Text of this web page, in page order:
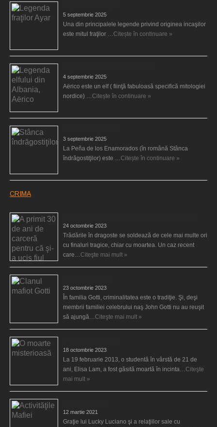
5 septembrie 2025
Una din principalele legende privind originea incaşilor
este mitul fraţilor …Citește în continuare »
4 septembrie 2025
Aërico este un elf ( fiinţă fabuloasă specifică mitologiei
nordice) …Citește în continuare »
3 septembrie 2025
La Peña de los Enamorados (în română Stânca
îndrăgostiţilor) este …Citește în continuare »
CRIMA
24 octombrie 2023
Trădările în dragoste se soldează de cele mai multe ori
cu finaluri tragice, chiar cu moartea. Un caz recent
care…Citeşte mai mult »
23 octombrie 2023
În familia Gotti, criminalitatea este o tradiţie. Şi, deşi
membrii familiei celebrului naş John Gotti nu au reuşit
să ajungă…Citeşte mai mult »
18 octombrie 2023
La 19 februarie 2013, o studentă în vârstă de 21 de
ani, Elisa Lam, a fost găsită moartă în incinta…Citeşte
mai mult »
12 martie 2021
Graţie lui Lucky Luciano şi a relaţiilor sale cu